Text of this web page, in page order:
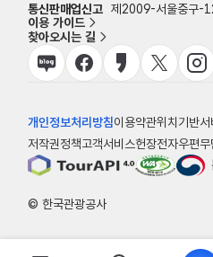
통신판매업신고 제2009-서울중구-
이용 가이드
찾아오시는 길
개인정보처리방침이용약관위치기반
저작권정책고객서비스헌장전자우편
© 한국관광공사